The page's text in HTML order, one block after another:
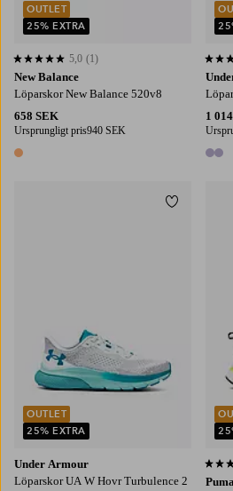
New Balance
Löparskor New Balance 520v8
658 SEK
Ursprungligt pris940 SEK
1 färg
5,0 baserat på 1 st betyg
5,0 (1)
OUTLET
25% EXTRA
1
2
4,8
Under Armour
Löparskor UA W Hovr Turbulence 2
OUTLET
25% EXTRA
Lägg till i
Puma
5,0